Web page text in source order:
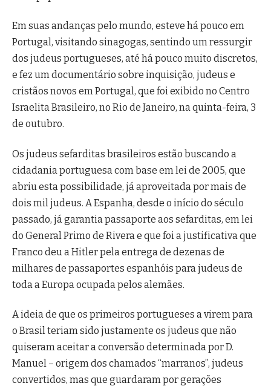
Em suas andanças pelo mundo, esteve há pouco em
Portugal, visitando sinagogas, sentindo um ressurgir
dos judeus portugueses, até há pouco muito discretos,
e fez um documentário sobre inquisição, judeus e
cristãos novos em Portugal, que foi exibido no Centro
Israelita Brasileiro, no Rio de Janeiro, na quinta-feira, 3
de outubro.
Os judeus sefarditas brasileiros estão buscando a
cidadania portuguesa com base em lei de 2005, que
abriu esta possibilidade, já aproveitada por mais de
dois mil judeus. A Espanha, desde o início do século
passado, já garantia passaporte aos sefarditas, em lei
do General Primo de Rivera e que foi a justificativa que
Franco deu a Hitler pela entrega de dezenas de
milhares de passaportes espanhóis para judeus de
toda a Europa ocupada pelos alemães.
A ideia de que os primeiros portugueses a virem para
o Brasil teriam sido justamente os judeus que não
quiseram aceitar a conversão determinada por D.
Manuel – origem dos chamados “marranos”, judeus
convertidos, mas que guardaram por gerações